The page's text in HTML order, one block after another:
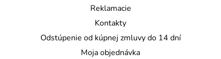
Reklamacie
Kontakty
Odstúpenie od kúpnej zmluvy do 14 dní
Moja objednávka